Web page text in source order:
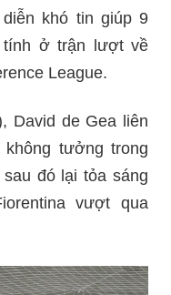
khó tin giúp 9
tính ở trận lượt về
League.
David de Gea liên
tưởng trong
đó lại tỏa sáng
vượt qua